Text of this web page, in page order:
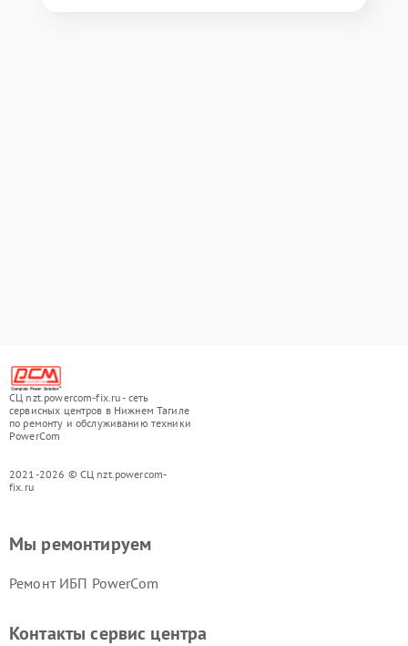
СЦ nzt.powercom-fix.ru - сеть
сервисных центров в Нижнем Тагиле
по ремонту и обслуживанию техники
PowerCom
2021-2026 © СЦ nzt.powercom-
fix.ru
Мы ремонтируем
Ремонт ИБП PowerCom
Контакты сервис центра